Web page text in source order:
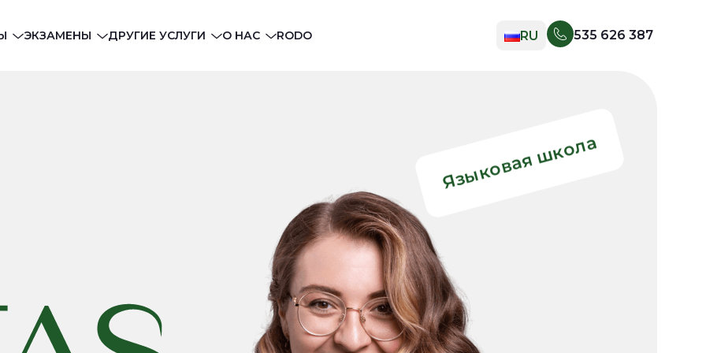
ЭКЗАМЕНЫ ДРУГИЕ УСЛУГИ О НАС RODO RU 535 626 387
Языковая школа